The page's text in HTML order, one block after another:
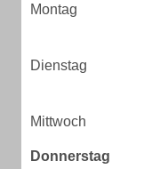
Montag
Dienstag
Mittwoch
Donnerstag